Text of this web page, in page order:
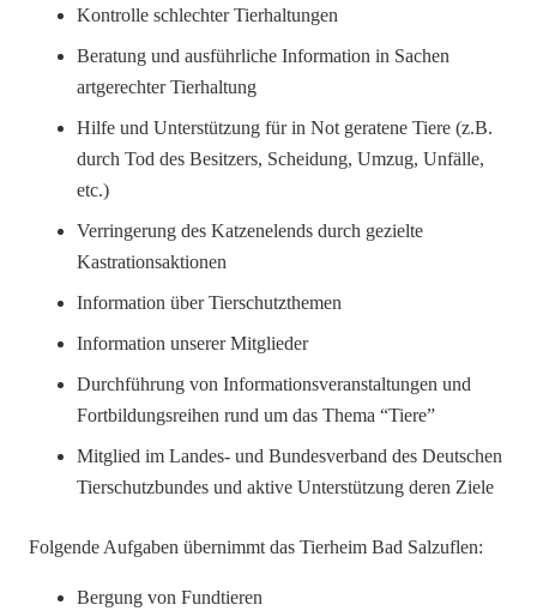
Kontrolle schlechter Tierhaltungen
Beratung und ausführliche Information in Sachen
artgerechter Tierhaltung
Hilfe und Unterstützung für in Not geratene Tiere (z.B.
durch Tod des Besitzers, Scheidung, Umzug, Unfälle,
etc.)
Verringerung des Katzenelends durch gezielte
Kastrationsaktionen
Information über Tierschutzthemen
Information unserer Mitglieder
Durchführung von Informationsveranstaltungen und
Fortbildungsreihen rund um das Thema “Tiere”
Mitglied im Landes- und Bundesverband des Deutschen
Tierschutzbundes und aktive Unterstützung deren Ziele
Folgende Aufgaben übernimmt das Tierheim Bad Salzuflen:
Bergung von Fundtieren